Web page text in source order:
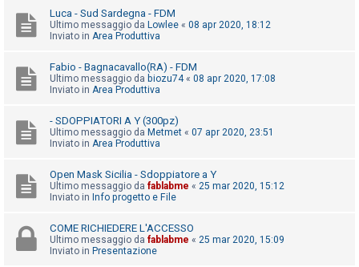
e
n
a
r
p
t
a
Luca - Sud Sardegna - FDM
Ultimo messaggio da Lowlee « 08 apr 2020, 18:12
Inviato in Area Produttiva
Fabio - Bagnacavallo(RA) - FDM
Ultimo messaggio da biozu74« 08 apr 2020, 17:08
Inviato in Area Produttiva
- SDOPPIATORI A Y (300pz)
Ultimo messaggio da Metmet « 07 apr 2020, 23:51
Inviato in Area Produttiva
Open Mask Sicilia - Sdoppiatore a Y
Ultimo messaggio da fablabme « 25 mar 2020, 15:12
Inviato in Info progetto e File
COME RICHIEDERE L'ACCESSO
Ultimo messaggio da fablabme « 25 mar 2020, 15:09
Inviato in Presentazione